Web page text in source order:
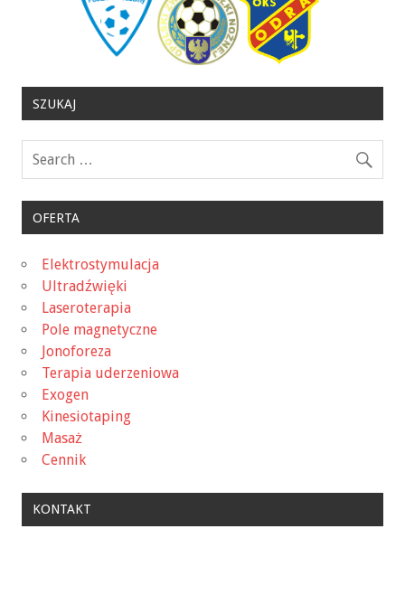
SZUKAJ
OFERTA
Elektrostymulacja
Ultradźwięki
Laseroterapia
Pole magnetyczne
Jonoforeza
Terapia uderzeniowa
Exogen
Kinesiotaping
Masaż
Cennik
KONTAKT